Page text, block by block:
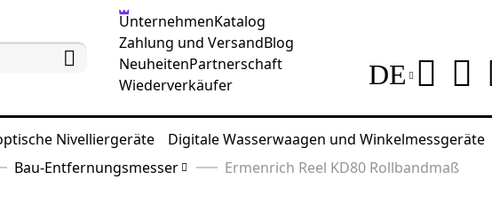
UnternehmenKatalog
Zahlung und VersandBlog
NeuheitenPartnerschaft
Wiederverkäufer
DE
Nivelliergeräte Digitale Wasserwaagen und Winkelmessgeräte
Bau-Entfernungsmesser Ermenrich Reel KD80 Rollbandmaß